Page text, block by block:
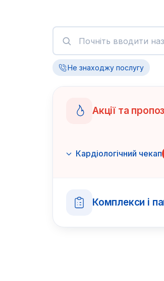
Не знаходжу послугу
Акції та
Кардіологічний чекап
Комплекси і